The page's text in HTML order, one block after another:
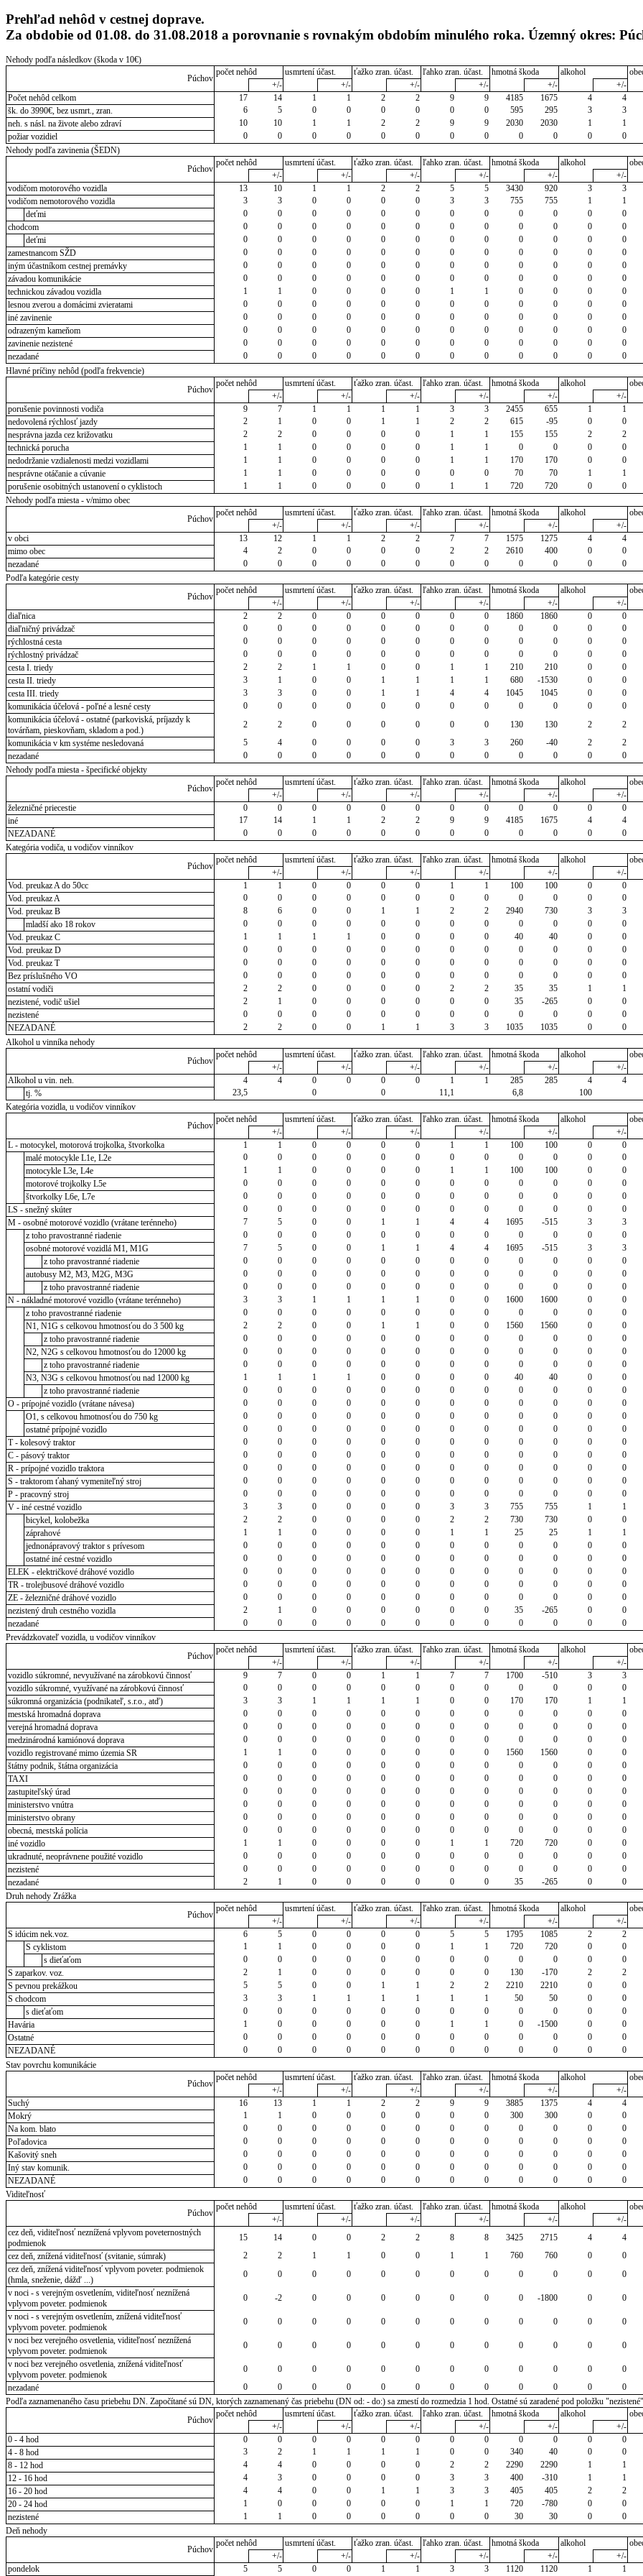
Prehľad nehôd v cestnej doprave.
Za obdobie od 01.08. do 31.08.2018 a porovnanie s rovnakým obdobím minulého roka. Územný okres:
Nehody podľa následkov (škoda v 10€)
Púchov
počet nehôd usmrtení účast. ťažko zran. účast. ľahko zran. účast. hmotná škoda alkohol
+/-
+/- +/- +/- +/- +/-
Počet nehôd celkom
17 14 1 1 2 2 9 9 4185 1675 4 4
šk. do 3990€, bez usmrt., zran.
6 5 0 0 0 0 0 0 595 295 3 3
neh. s násl. na živote alebo zdraví
10 10 1 1 2 2 9 9 2030 2030 1 1
požiar vozidiel
0 0 0 0 0 0 0 0 0 0 0 0
Nehody podľa zavinenia (ŠEDN)
Púchov
počet nehôd usmrtení účast. ťažko zran. účast. ľahko zran. účast. hmotná škoda alkohol
+/-
+/- +/- +/- +/- +/-
vodičom motorového vozidla
13 10 1 1 2 2 5 5 3430 920 3 3
vodičom nemotorového vozidla
3 3 0 0 0 0 3 3 755 755 1 1
deťmi
0 0 0 0 0 0 0 0 0 0 0 0
chodcom
0 0 0 0 0 0 0 0 0 0 0 0
deťmi
0 0 0 0 0 0 0 0 0 0 0 0
zamestnancom SŽD
0 0 0 0 0 0 0 0 0 0 0 0
iným účastníkom cestnej premávky
0 0 0 0 0 0 0 0 0 0 0 0
závadou komunikácie
0 0 0 0 0 0 0 0 0 0 0 0
technickou závadou vozidla
1 1 0 0 0 0 1 1 0 0 0 0
lesnou zverou a domácimi zvieratami
0 0 0 0 0 0 0 0 0 0 0 0
iné zavinenie
0 0 0 0 0 0 0 0 0 0 0 0
odrazeným kameňom
0 0 0 0 0 0 0 0 0 0 0 0
zavinenie nezistené
0 0 0 0 0 0 0 0 0 0 0 0
nezadané
0 0 0 0 0 0 0 0 0 0 0 0
Hlavné príčiny nehôd (podľa frekvencie)
Púchov
počet nehôd usmrtení účast. ťažko zran. účast. ľahko zran. účast. hmotná škoda alkohol
+/-
+/- +/- +/- +/- +/-
porušenie povinnosti vodiča
9 7 1 1 1 1 3 3 2455 655 1 1
nedovolená rýchlosť jazdy
2 1 0 0 1 1 2 2 615 -95 0 0
nesprávna jazda cez križovatku
2 2 0 0 0 0 1 1 155 155 2 2
technická porucha
1 1 0 0 0 0 1 1 0 0 0 0
nedodržanie vzdialenosti medzi vozidlami
1 1 0 0 0 0 1 1 170 170 0 0
nesprávne otáčanie a cúvanie
1 1 0 0 0 0 0 0 70 70 1 1
porušenie osobitných ustanovení o cyklistoch
1 1 0 0 0 0 1 1 720 720 0 0
Nehody podľa miesta - v/mimo obec
Púchov
počet nehôd usmrtení účast. ťažko zran. účast. ľahko zran. účast. hmotná škoda alkohol
+/-
+/- +/- +/- +/- +/-
v obci
13 12 1 1 2 2 7 7 1575 1275 4 4
mimo obec
4 2 0 0 0 0 2 2 2610 400 0 0
nezadané
0 0 0 0 0 0 0 0 0 0 0 0
Podľa kategórie cesty
Púchov
počet nehôd usmrtení účast. ťažko zran. účast. ľahko zran. účast. hmotná škoda alkohol
+/-
+/- +/- +/- +/- +/-
diaľnica
2 2 0 0 0 0 0 0 1860 1860 0 0
diaľničný privádzač
0 0 0 0 0 0 0 0 0 0 0 0
rýchlostná cesta
0 0 0 0 0 0 0 0 0 0 0 0
rýchlostný privádzač
0 0 0 0 0 0 0 0 0 0 0 0
cesta I. triedy
2 2 1 1 0 0 1 1 210 210 0 0
cesta II. triedy
3 1 0 0 1 1 1 1 680 -1530 0 0
cesta III. triedy
3 3 0 0 1 1 4 4 1045 1045 0 0
komunikácia účelová - poľné a lesné cesty
0 0 0 0 0 0 0 0 0 0 0 0
komunikácia účelová - ostatné (parkoviská, príjazdy k
továrňam, pieskovňam, skladom a pod.)
2 2 0 0 0 0 0 0 130 130 2 2
komunikácia v km systéme nesledovaná
5 4 0 0 0 0 3 3 260 -40 2 2
nezadané
0 0 0 0 0 0 0 0 0 0 0 0
Nehody podľa miesta - špecifické objekty
Púchov
počet nehôd usmrtení účast. ťažko zran. účast. ľahko zran. účast. hmotná škoda alkohol
+/-
+/- +/- +/- +/- +/-
železničné priecestie
0 0 0 0 0 0 0 0 0 0 0 0
iné
17 14 1 1 2 2 9 9 4185 1675 4 4
NEZADANÉ
0 0 0 0 0 0 0 0 0 0 0 0
Kategória vodiča, u vodičov vinníkov
Púchov
počet nehôd usmrtení účast. ťažko zran. účast. ľahko zran. účast. hmotná škoda alkohol
+/-
+/- +/- +/- +/- +/-
Vod. preukaz A do 50cc
1 1 0 0 0 0 1 1 100 100 0 0
Vod. preukaz A
0 0 0 0 0 0 0 0 0 0 0 0
Vod. preukaz B
8 6 0 0 1 1 2 2 2940 730 3 3
mladší ako 18 rokov
0 0 0 0 0 0 0 0 0 0 0 0
Vod. preukaz C
1 1 1 1 0 0 0 0 40 40 0 0
Vod. preukaz D
0 0 0 0 0 0 0 0 0 0 0 0
Vod. preukaz T
0 0 0 0 0 0 0 0 0 0 0 0
Bez príslušného VO
0 0 0 0 0 0 0 0 0 0 0 0
ostatní vodiči
2 2 0 0 0 0 2 2 35 35 1 1
nezistené, vodič ušiel
2 1 0 0 0 0 0 0 35 -265 0 0
nezistené
0 0 0 0 0 0 0 0 0 0 0 0
NEZADANÉ
2 2 0 0 1 1 3 3 1035 1035 0 0
Alkohol u vinníka nehody
Púchov
počet nehôd usmrtení účast. ťažko zran. účast. ľahko zran. účast. hmotná škoda alkohol
+/-
+/- +/- +/- +/- +/-
Alkohol u vin. neh.
4 4 0 0 0 0 1 1 285 285 4 4
tj. %
23,5 0 0 11,1 6,8 100
Kategória vozidla, u vodičov vinníkov
Púchov
počet nehôd usmrtení účast. ťažko zran. účast. ľahko zran. účast. hmotná škoda alkohol
+/-
+/- +/- +/- +/- +/-
L - motocykel, motorová trojkolka, štvorkolka
1 1 0 0 0 0 1 1 100 100 0 0
malé motocykle L1e, L2e
0 0 0 0 0 0 0 0 0 0 0 0
motocykle L3e, L4e
1 1 0 0 0 0 1 1 100 100 0 0
motorové trojkolky L5e
0 0 0 0 0 0 0 0 0 0 0 0
štvorkolky L6e, L7e
0 0 0 0 0 0 0 0 0 0 0 0
LS - snežný skúter
0 0 0 0 0 0 0 0 0 0 0 0
M - osobné motorové vozidlo (vrátane terénneho)
7 5 0 0 1 1 4 4 1695 -515 3 3
z toho pravostranné riadenie
0 0 0 0 0 0 0 0 0 0 0 0
osobné motorové vozidlá M1, M1G
7 5 0 0 1 1 4 4 1695 -515 3 3
z toho pravostranné riadenie
0 0 0 0 0 0 0 0 0 0 0 0
autobusy M2, M3, M2G, M3G
0 0 0 0 0 0 0 0 0 0 0 0
z toho pravostranné riadenie
0 0 0 0 0 0 0 0 0 0 0 0
N - nákladné motorové vozidlo (vrátane terénneho)
3 3 1 1 1 1 0 0 1600 1600 0 0
z toho pravostranné riadenie
0 0 0 0 0 0 0 0 0 0 0 0
N1, N1G s celkovou hmotnosťou do 3 500 kg
2 2 0 0 1 1 0 0 1560 1560 0 0
z toho pravostranné riadenie
0 0 0 0 0 0 0 0 0 0 0 0
N2, N2G s celkovou hmotnosťou do 12000 kg
0 0 0 0 0 0 0 0 0 0 0 0
z toho pravostranné riadenie
0 0 0 0 0 0 0 0 0 0 0 0
N3, N3G s celkovou hmotnosťou nad 12000 kg
1 1 1 1 0 0 0 0 40 40 0 0
z toho pravostranné riadenie
0 0 0 0 0 0 0 0 0 0 0 0
O - prípojné vozidlo (vrátane návesa)
0 0 0 0 0 0 0 0 0 0 0 0
O1, s celkovou hmotnosťou do 750 kg
0 0 0 0 0 0 0 0 0 0 0 0
ostatné prípojné vozidlo
0 0 0 0 0 0 0 0 0 0 0 0
T - kolesový traktor
0 0 0 0 0 0 0 0 0 0 0 0
C - pásový traktor
0 0 0 0 0 0 0 0 0 0 0 0
R - prípojné vozidlo traktora
0 0 0 0 0 0 0 0 0 0 0 0
S - traktorom ťahaný vymeniteľný stroj
0 0 0 0 0 0 0 0 0 0 0 0
P - pracovný stroj
0 0 0 0 0 0 0 0 0 0 0 0
V - iné cestné vozidlo
3 3 0 0 0 0 3 3 755 755 1 1
bicykel, kolobežka
2 2 0 0 0 0 2 2 730 730 0 0
záprahové
1 1 0 0 0 0 1 1 25 25 1 1
jednonápravový traktor s prívesom
0 0 0 0 0 0 0 0 0 0 0 0
ostatné iné cestné vozidlo
0 0 0 0 0 0 0 0 0 0 0 0
ELEK - električkové dráhové vozidlo
0 0 0 0 0 0 0 0 0 0 0 0
TR - trolejbusové dráhové vozidlo
0 0 0 0 0 0 0 0 0 0 0 0
ZE - železničné dráhové vozidlo
0 0 0 0 0 0 0 0 0 0 0 0
nezistený druh cestného vozidla
2 1 0 0 0 0 0 0 35 -265 0 0
nezadané
0 0 0 0 0 0 0 0 0 0 0 0
Prevádzkovateľ vozidla, u vodičov vinníkov
Púchov
počet nehôd usmrtení účast. ťažko zran. účast. ľahko zran. účast. hmotná škoda alkohol
+/-
+/- +/- +/- +/- +/-
vozidlo súkromné, nevyužívané na zárobkovú činnosť
9 7 0 0 1 1 7 7 1700 -510 3 3
vozidlo súkromné, využívané na zárobkovú činnosť
0 0 0 0 0 0 0 0 0 0 0 0
súkromná organizácia (podnikateľ, s.r.o., atď)
3 3 1 1 1 1 0 0 170 170 1 1
mestská hromadná doprava
0 0 0 0 0 0 0 0 0 0 0 0
verejná hromadná doprava
0 0 0 0 0 0 0 0 0 0 0 0
medzinárodná kamiónová doprava
0 0 0 0 0 0 0 0 0 0 0 0
vozidlo registrované mimo územia SR
1 1 0 0 0 0 0 0 1560 1560 0 0
štátny podnik, štátna organizácia
0 0 0 0 0 0 0 0 0 0 0 0
TAXI
0 0 0 0 0 0 0 0 0 0 0 0
zastupiteľský úrad
0 0 0 0 0 0 0 0 0 0 0 0
ministerstvo vnútra
0 0 0 0 0 0 0 0 0 0 0 0
ministerstvo obrany
0 0 0 0 0 0 0 0 0 0 0 0
obecná, mestská polícia
0 0 0 0 0 0 0 0 0 0 0 0
iné vozidlo
1 1 0 0 0 0 1 1 720 720 0 0
ukradnuté, neoprávnene použité vozidlo
0 0 0 0 0 0 0 0 0 0 0 0
nezistené
0 0 0 0 0 0 0 0 0 0 0 0
nezadané
2 1 0 0 0 0 0 0 35 -265 0 0
Druh nehody Zrážka
Púchov
počet nehôd usmrtení účast. ťažko zran. účast. ľahko zran. účast. hmotná škoda alkohol
+/-
+/- +/- +/- +/- +/-
S idúcim nek.voz.
6 5 0 0 0 0 5 5 1795 1085 2 2
S cyklistom
1 1 0 0 0 0 1 1 720 720 0 0
s dieťaťom
0 0 0 0 0 0 0 0 0 0 0 0
S zaparkov. voz.
2 1 0 0 0 0 0 0 130 -170 2 2
S pevnou prekážkou
5 5 0 0 1 1 2 2 2210 2210 0 0
S chodcom
3 3 1 1 1 1 1 1 50 50 0 0
s dieťaťom
0 0 0 0 0 0 0 0 0 0 0 0
Havária
1 0 0 0 0 0 1 1 0 -1500 0 0
Ostatné
0 0 0 0 0 0 0 0 0 0 0 0
NEZADANÉ
0 0 0 0 0 0 0 0 0 0 0 0
Stav povrchu komunikácie
Púchov
počet nehôd usmrtení účast. ťažko zran. účast. ľahko zran. účast. hmotná škoda alkohol
+/-
+/- +/- +/- +/- +/-
Suchý
16 13 1 1 2 2 9 9 3885 1375 4 4
Mokrý
1 1 0 0 0 0 0 0 300 300 0 0
Na kom. blato
0 0 0 0 0 0 0 0 0 0 0 0
Poľadovica
0 0 0 0 0 0 0 0 0 0 0 0
Kašovitý sneh
0 0 0 0 0 0 0 0 0 0 0 0
Iný stav komunik.
0 0 0 0 0 0 0 0 0 0 0 0
NEZADANÉ
0 0 0 0 0 0 0 0 0 0 0 0
Viditeľnosť
Púchov
počet nehôd usmrtení účast. ťažko zran. účast. ľahko zran. účast. hmotná škoda alkohol
+/-
+/- +/- +/- +/- +/-
cez deň, viditeľnosť neznížená vplyvom poveternostných
podmienok
15 14 0 0 2 2 8 8 3425 2715 4 4
cez deň, znížená viditeľnosť (svitanie, súmrak)
2 2 1 1 0 0 1 1 760 760 0 0
cez deň, znížená viditeľnosť vplyvom poveter. podmienok
(hmla, sneženie, dážď ...)
0 0 0 0 0 0 0 0 0 0 0 0
v noci - s verejným osvetlením, viditeľnosť neznížená
vplyvom poveter. podmienok
0 -2 0 0 0 0 0 0 0 -1800 0 0
v noci - s verejným osvetlením, znížená viditeľnosť
vplyvom poveter. podmienok
0 0 0 0 0 0 0 0 0 0 0 0
v noci bez verejného osvetlenia, viditeľnosť neznížená
vplyvom poveter. podmienok
0 0 0 0 0 0 0 0 0 0 0 0
v noci bez verejného osvetlenia, znížená viditeľnosť
vplyvom poveter. podmienok
0 0 0 0 0 0 0 0 0 0 0 0
nezadané
0 0 0 0 0 0 0 0 0 0 0 0
Podľa zaznamenaného času priebehu DN. Započítané sú DN, ktorých zaznamenaný čas priebehu (DN od: - do:) sa zmestí do rozmedzia 1 hod. Ostatné sú zaradené pod položku "nezistené"
Púchov
počet nehôd usmrtení účast. ťažko zran. účast. ľahko zran. účast. hmotná škoda alkohol
+/-
+/- +/- +/- +/- +/-
0 - 4 hod
0 0 0 0 0 0 0 0 0 0 0 0
4 - 8 hod
3 2 1 1 1 1 0 0 340 40 0 0
8 - 12 hod
4 4 0 0 0 0 2 2 2290 2290 1 1
12 - 16 hod
4 3 0 0 0 0 3 3 400 -310 1 1
16 - 20 hod
4 4 0 0 1 1 3 3 405 405 2 2
20 - 24 hod
1 0 0 0 0 0 1 1 720 -780 0 0
nezistené
1 1 0 0 0 0 0 0 30 30 0 0
Deň nehody
Púchov
počet nehôd usmrtení účast. ťažko zran. účast. ľahko zran. účast. hmotná škoda alkohol
+/-
+/- +/- +/- +/- +/-
pondelok
5 5 0 0 1 1 3 3 1120 1120 1 1